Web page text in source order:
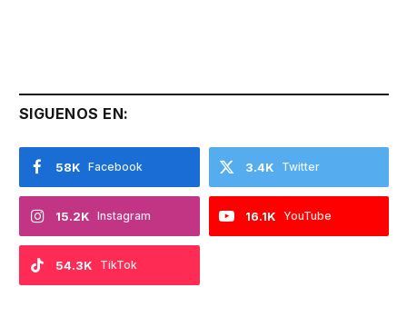
SIGUENOS EN:
Facebook
58K Twitter
3.4K
Instagram
15.2K YouTube
16.1K
TikTok
54.3K